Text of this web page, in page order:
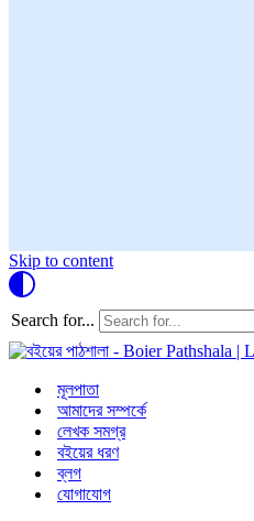
Skip to content
Search for...
মূলপাতা
আমাদের সম্পর্কে
লেখক সমগ্র
বইয়ের ধরণ
ব্লগ
যোগাযোগ